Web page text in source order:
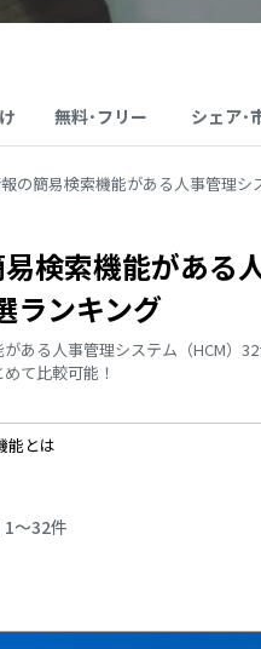
無料･フリー シェア･
の簡易検索機能がある人事管理シ
検索機能がある
ランキング
ある人事管理システム（HCM）
て比較可能！
能とは
1〜32件